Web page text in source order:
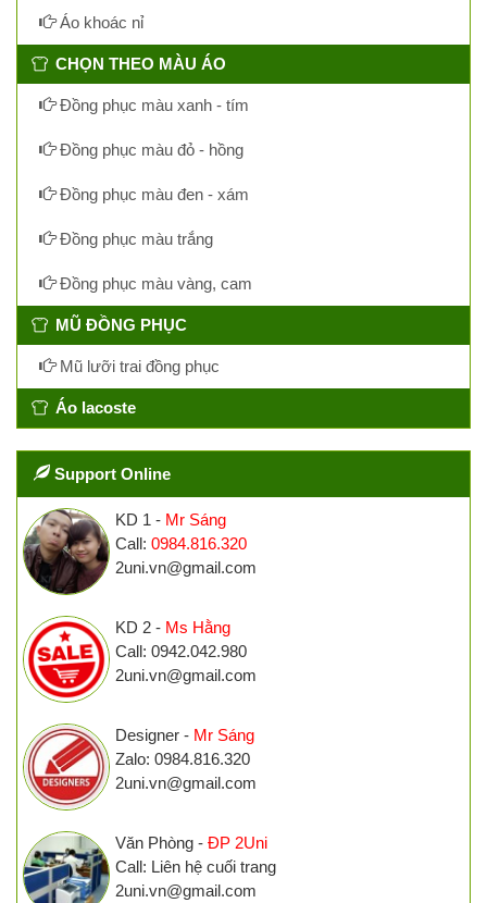
Áo khoác nỉ
CHỌN THEO MÀU ÁO
Đồng phục màu xanh - tím
Đồng phục màu đỏ - hồng
Đồng phục màu đen - xám
Đồng phục màu trắng
Đồng phục màu vàng, cam
MŨ ĐỒNG PHỤC
Mũ lưỡi trai đồng phục
Áo lacoste
Support Online
KD 1 - Mr Sáng
Call: 0984.816.320
2uni.vn@gmail.com
KD 2 - Ms Hằng
Call: 0942.042.980
2uni.vn@gmail.com
Designer - Mr Sáng
Zalo: 0984.816.320
2uni.vn@gmail.com
Văn Phòng - ĐP 2Uni
Call: Liên hệ cuối trang
2uni.vn@gmail.com